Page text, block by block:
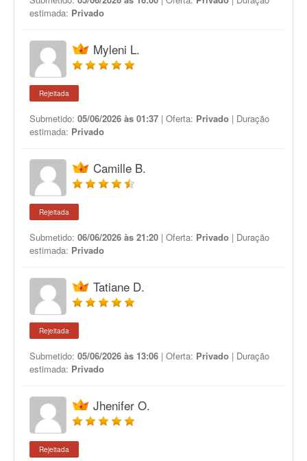
estimada: Privado
Myleni L.
Rejeitada
Submetido: 05/06/2026 às 01:37 | Oferta: Privado | Duração
estimada: Privado
Camille B.
Rejeitada
Submetido: 06/06/2026 às 21:20 | Oferta: Privado | Duração
estimada: Privado
Tatiane D.
Rejeitada
Submetido: 05/06/2026 às 13:06 | Oferta: Privado | Duração
estimada: Privado
Jhenifer O.
Rejeitada